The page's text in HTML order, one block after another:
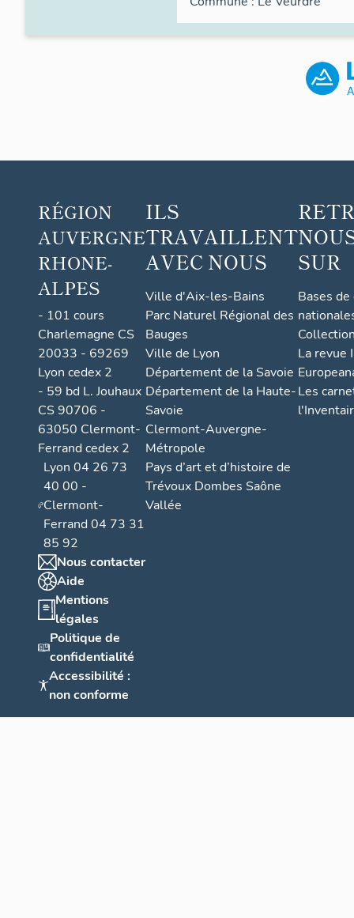
RÉGION
AUVERGNE
RHONE-
ALPES
- 101 cours
Charlemagne CS
20033 - 69269
Lyon cedex 2
- 59 bd L. Jouhaux
CS 90706 -
63050 Clermont-
Ferrand cedex 2
Lyon 04 26 73
40 00 -
Clermont-
Ferrand 04 73 31
85 92
Nous contacter
Aide
Mentions
légales
Politique de
confidentialité
Accessibilité :
non conforme
ILS
TRAVAILLENT
AVEC NOUS
Ville d'Aix-les-Bains
Parc Naturel Régional des
Bauges
Ville de Lyon
Département de la Savoie
Département de la Haute-
Savoie
Clermont-Auvergne-
Métropole
Pays d’art et d’histoire de
Trévoux Dombes Saône
Vallée
SUR
Bases
La revue
Les